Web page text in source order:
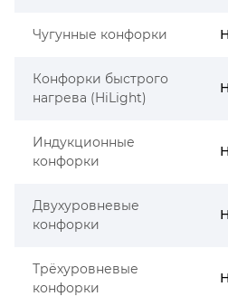
Чугунные конфорки
Конфорки быстрого
нагрева (HiLight)
Индукционные
конфорки
Двухуровневые
конфорки
Трёхуровневые
конфорки